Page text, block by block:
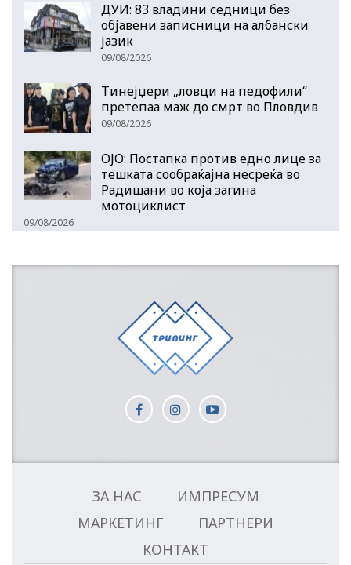
ДУИ: 83 владини седници без
објавени записници на албански
јазик
09/08/2026
Тинејџери „ловци на педофили“
претепаа маж до смрт во Пловдив
09/08/2026
ОЈО: Постапка против едно лице за
тешката сообраќајна несреќа во
Радишани во која загина
мотоциклист
09/08/2026
ЗА НАС
ИМПРЕСУМ
МАРКЕТИНГ
ПАРТНЕРИ
КОНТАКТ